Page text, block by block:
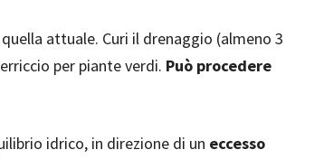
attuale. Curi il drenaggio (almeno 3
per piante verdi. Può procedere
idrico, in direzione di un eccesso